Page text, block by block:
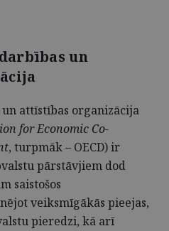
un
attīstības organizācija
for Economic Co-
, turpmāk – OECD) ir
pārstāvjiem dod
saistošos
veiksmīgākās pieejas,
pieredzi, kā arī